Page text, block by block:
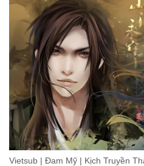
Vietsub | Đam Mỹ | Kịch Truyền